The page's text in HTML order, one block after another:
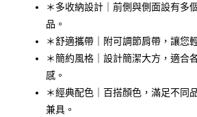
街口支付
悠遊付
AFTEE先享後付
相關說明
【關於「AFTEE先享後付」】
AFTEE先享後付是「在收到商品之後才付
ATM付款
＊多收納設計｜前側與側面設有多
品。
＊舒適攜帶｜附可調節肩帶，讓您
＊簡約風格｜設計簡潔大方，適合
感。
＊經典配色｜百搭顏色，滿足不同
兼具。